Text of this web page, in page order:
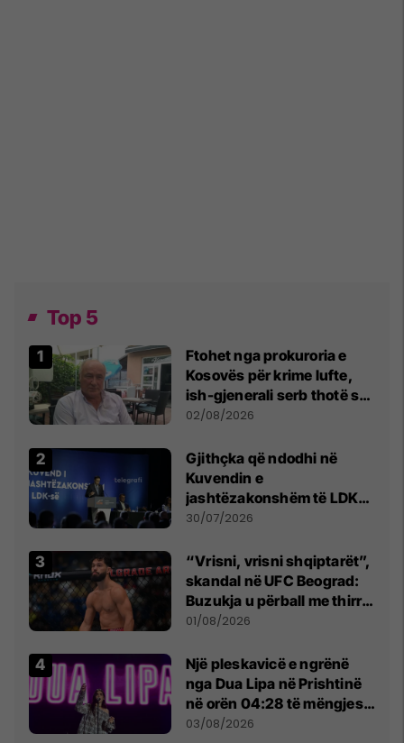
Top 5
Ftohet nga prokuroria e
Kosovës për krime lufte,
ish-gjenerali serb thotë se
dikush e tradhtoi në
02/08/2026
Gjithçka që ndodhi në
Kuvendin e
jashtëzakonshëm të LDK-
së
30/07/2026
“Vrisni, vrisni shqiptarët”,
skandal në UFC Beograd:
Buzukja u përball me thirrje
anti-shqiptare nga
01/08/2026
Një pleskavicë e ngrënë
nga Dua Lipa në Prishtinë
në orën 04:28 të mëngjesit
- dhe bota digjitale serbe
03/08/2026